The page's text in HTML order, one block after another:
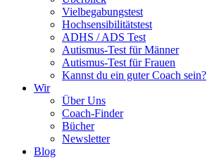
Vielbegabungstest
Hochsensibilitätstest
ADHS / ADS Test
Autismus-Test für Männer
Autismus-Test für Frauen
Kannst du ein guter Coach sein?
Wir
Über Uns
Coach-Finder
Bücher
Newsletter
Blog